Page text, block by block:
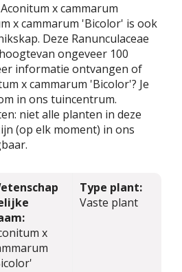
x cammarum
x cammarum 'Bicolor' is ook
Deze Ranunculaceae
ongeveer 100
informatie ontvangen of
x cammarum 'Bicolor'? Je
in ons tuincentrum.
niet alle planten in deze
(op elk moment) in ons
x
Type plant:
Vaste plant